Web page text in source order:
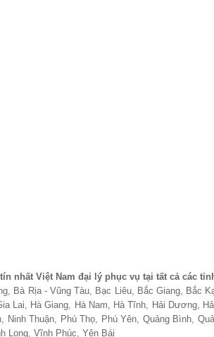
nhất Việt Nam đại lý phục vụ tại tất cả các
Bà Rịa - Vũng Tàu, Bạc Liêu, Bắc Giang,
Lai, Hà Giang, Hà Nam, Hà Tĩnh, Hải Dương,
Ninh Thuận, Phú Thọ, Phú Yên, Quảng Bình,
Long, Vĩnh Phúc, Yên Bái